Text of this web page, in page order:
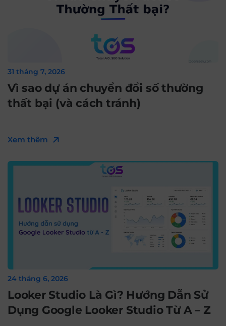
31 tháng 7, 2026
Vì sao dự án chuyển đổi số thường
thất bại (và cách tránh)
Xem thêm
24 tháng 6, 2026
Looker Studio Là Gì? Hướng Dẫn Sử
Dụng Google Looker Studio Từ A – Z